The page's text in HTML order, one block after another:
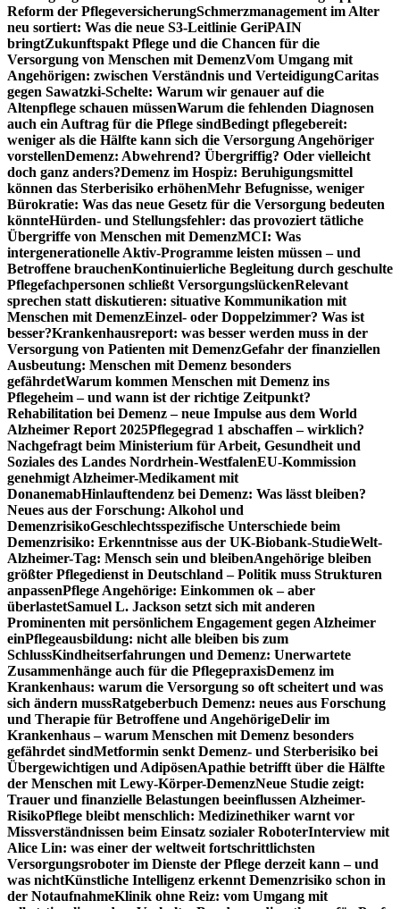
Reform der PflegeversicherungSchmerzmanagement im Alter
neu sortiert: Was die neue S3-Leitlinie GeriPAIN
bringtZukunftspakt Pflege und die Chancen für die
Versorgung von Menschen mit DemenzVom Umgang mit
Angehörigen: zwischen Verständnis und VerteidigungCaritas
gegen Sawatzki-Schelte: Warum wir genauer auf die
Altenpflege schauen müssenWarum die fehlenden Diagnosen
auch ein Auftrag für die Pflege sindBedingt pflegebereit:
weniger als die Hälfte kann sich die Versorgung Angehöriger
vorstellenDemenz: Abwehrend? Übergriffig? Oder vielleicht
doch ganz anders?Demenz im Hospiz: Beruhigungsmittel
können das Sterberisiko erhöhenMehr Befugnisse, weniger
Bürokratie: Was das neue Gesetz für die Versorgung bedeuten
könnteHürden- und Stellungsfehler: das provoziert tätliche
Übergriffe von Menschen mit DemenzMCI: Was
intergenerationelle Aktiv-Programme leisten müssen – und
Betroffene brauchenKontinuierliche Begleitung durch geschulte
Pflegefachpersonen schließt VersorgungslückenRelevant
sprechen statt diskutieren: situative Kommunikation mit
Menschen mit DemenzEinzel- oder Doppelzimmer? Was ist
besser?Krankenhausreport: was besser werden muss in der
Versorgung von Patienten mit DemenzGefahr der finanziellen
Ausbeutung: Menschen mit Demenz besonders
gefährdetWarum kommen Menschen mit Demenz ins
Pflegeheim – und wann ist der richtige Zeitpunkt?
Rehabilitation bei Demenz – neue Impulse aus dem World
Alzheimer Report 2025Pflegegrad 1 abschaffen – wirklich?
Nachgefragt beim Ministerium für Arbeit, Gesundheit und
Soziales des Landes Nordrhein-WestfalenEU-Kommission
genehmigt Alzheimer-Medikament mit
DonanemabHinlauftendenz bei Demenz: Was lässt bleiben?
Neues aus der Forschung: Alkohol und
DemenzrisikoGeschlechtsspezifische Unterschiede beim
Demenzrisiko: Erkenntnisse aus der UK-Biobank-StudieWelt-
Alzheimer-Tag: Mensch sein und bleibenAngehörige bleiben
größter Pflegedienst in Deutschland – Politik muss Strukturen
anpassenPflege Angehörige: Einkommen ok – aber
überlastetSamuel L. Jackson setzt sich mit anderen
Prominenten mit persönlichem Engagement gegen Alzheimer
einPflegeausbildung: nicht alle bleiben bis zum
SchlussKindheitserfahrungen und Demenz: Unerwartete
Zusammenhänge auch für die PflegepraxisDemenz im
Krankenhaus: warum die Versorgung so oft scheitert und was
sich ändern mussRatgeberbuch Demenz: neues aus Forschung
und Therapie für Betroffene und AngehörigeDelir im
Krankenhaus – warum Menschen mit Demenz besonders
gefährdet sindMetformin senkt Demenz- und Sterberisiko bei
Übergewichtigen und AdipösenApathie betrifft über die Hälfte
der Menschen mit Lewy-Körper-DemenzNeue Studie zeigt:
Trauer und finanzielle Belastungen beeinflussen Alzheimer-
RisikoPflege bleibt menschlich: Medizinethiker warnt vor
Missverständnissen beim Einsatz sozialer RoboterInterview mit
Alice Lin: was einer der weltweit fortschrittlichsten
Versorgungsroboter im Dienste der Pflege derzeit kann – und
was nichtKünstliche Intelligenz erkennt Demenzrisiko schon in
der NotaufnahmeKlinik ohne Reiz: vom Umgang mit